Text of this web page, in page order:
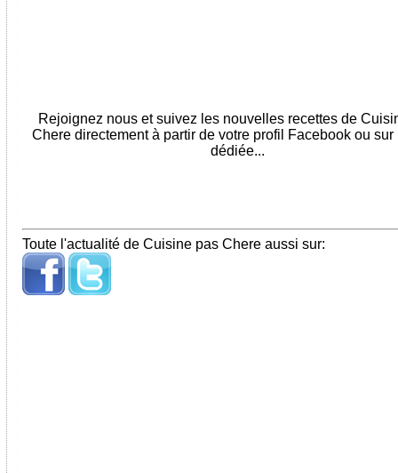
Rejoignez nous et suivez les nouvelles recettes de
Chere directement à partir de votre profil Facebook ou sur
dédiée...
Toute l'actualité de Cuisine pas Chere aussi sur: